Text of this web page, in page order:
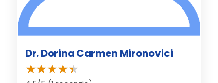
Dr. Dorina Carmen Mironovici